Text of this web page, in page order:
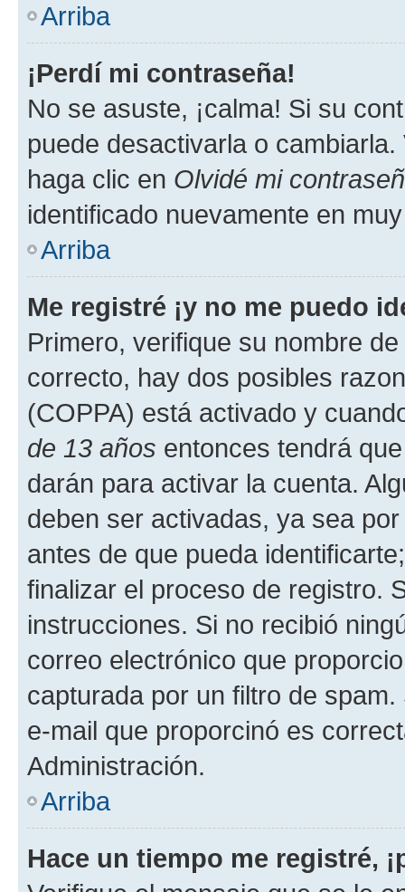
Arriba
¡Perdí mi contraseña!
No se asuste, ¡calma! Si su
puede desactivarla o
haga clic en Olvidé mi
identificado nuevamente en
Arriba
Me registré ¡y no me puedo
Primero, verifique su nombre
correcto, hay dos posibles
(COPPA) está activado y
de 13 años entonces tendrá
darán para activar la cuenta.
deben ser activadas, ya sea
antes de que pueda
finalizar el proceso de registro.
instrucciones. Si no recibió
correo electrónico que
capturada por un filtro de
e-mail que proporcinó es
Administración.
Arriba
Hace un tiempo me registré,